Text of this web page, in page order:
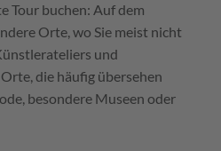
Tour buchen: Auf dem
Orte, wo Sie meist nicht
und
die häufig übersehen
besondere Museen oder